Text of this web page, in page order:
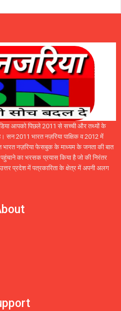
आपको पिछले 2011 से सच्ची और तथ्यों के
2011 भारत नज़रिया पाक्षिक व 2012 में
भारत नज़रिया फेसबुक के माध्यम के जनता की बात
का भरसक प्रयास किया है जो की निरंतर
प्रदेश में पत्रकारिता के क्षेत्र में अपनी अलग